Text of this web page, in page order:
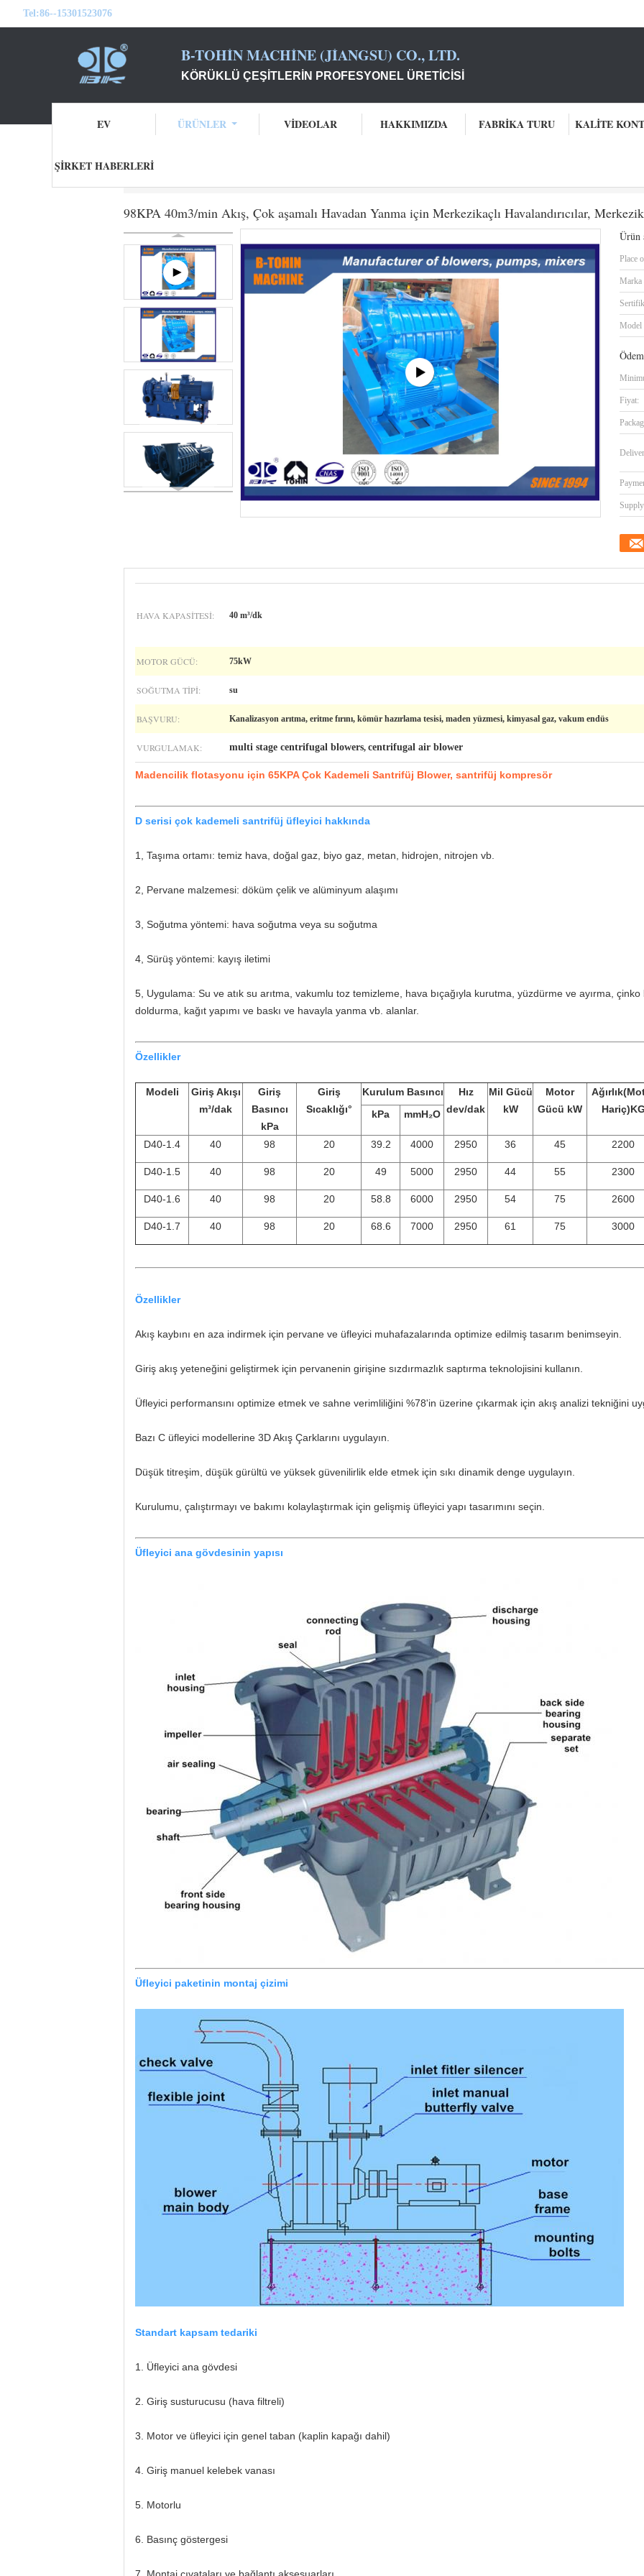
Tel:86--15301523076
B-TOHIN MACHINE (JIANGSU) CO., LTD.
KÖRÜKLÜ ÇEŞITLERIN PROFESYONEL ÜRETICISI
EV ÜRÜNLER VİDEOLAR HAKKIMIZDA FABRIKA TURU KALITE
ŞIRKET HABERLERI
98KPA 40m3/min Akış, Çok aşamalı Havadan Yanma için Merkezikaçlı Havalandırıcılar,
Ürün
Place
Marka
Model
Fiyat:
HAVA KAPASITESI: 40 m³/dk
MOTOR GÜCÜ: 75kW
SOĞUTMA TIPI: su
BAŞVURU: Kanalizasyon arıtma, eritme fırını, kömür hazırlama tesisi, maden yüzmesi, kimyasal gaz, vakum endüs
VURGULAMAK: multi stage centrifugal blowers, centrifugal air blower
Madencilik flotasyonu için 65KPA Çok Kademeli Santrifüj Blower, santrifüj kompresör
D serisi çok kademeli santrifüj üfleyici hakkında
1, Taşıma ortamı: temiz hava, doğal gaz, biyo gaz, metan, hidrojen, nitrojen vb.
2, Pervane malzemesi: döküm çelik ve alüminyum alaşımı
3, Soğutma yöntemi: hava soğutma veya su soğutma
4, Sürüş yöntemi: kayış iletimi
5, Uygulama: Su ve atık su arıtma, vakumlu toz temizleme, hava bıçağıyla kurutma, yüzdürme ve ayırma,
doldurma, kağıt yapımı ve baskı ve havayla yanma vb. alanlar.
Özellikler
Modeli
Giriş Akışı
m³/dak
Giriş
Basıncı
kPa
Giriş
Sıcaklığı°
Kurulum Basıncı
Hız
dev/dak
Mil Gücü
kW
Motor
Gücü kW
Hariç)KG
kPa mmH₂O
D40-1.4 40 98 20 39.2 4000 2950 36 45 2200
D40-1.5 40 98 20 49 5000 2950 44 55 2300
D40-1.6 40 98 20 58.8 6000 2950 54 75 2600
D40-1.7 40 98 20 68.6 7000 2950 61 75 3000
Özellikler
Akış kaybını en aza indirmek için pervane ve üfleyici muhafazalarında optimize edilmiş tasarım benimseyin.
Giriş akış yeteneğini geliştirmek için pervanenin girişine sızdırmazlık saptırma teknolojisini kullanın.
Üfleyici performansını optimize etmek ve sahne verimliliğini %78'in üzerine çıkarmak için akış analizi tekniğini
Bazı C üfleyici modellerine 3D Akış Çarklarını uygulayın.
Düşük titreşim, düşük gürültü ve yüksek güvenilirlik elde etmek için sıkı dinamik denge uygulayın.
Kurulumu, çalıştırmayı ve bakımı kolaylaştırmak için gelişmiş üfleyici yapı tasarımını seçin.
Üfleyici ana gövdesinin yapısı
Üfleyici paketinin montaj çizimi
Standart kapsam tedariki
1. Üfleyici ana gövdesi
2. Giriş susturucusu (hava filtreli)
3. Motor ve üfleyici için genel taban (kaplin kapağı dahil)
4. Giriş manuel kelebek vanası
5. Motorlu
6. Basınç göstergesi